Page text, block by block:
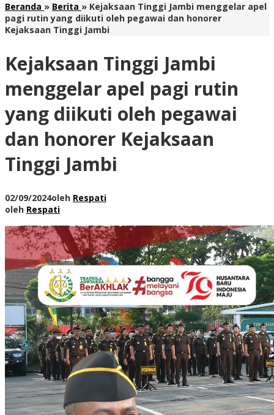
Beranda » Berita » Kejaksaan Tinggi Jambi menggelar apel
pagi rutin yang diikuti oleh pegawai dan honorer
Kejaksaan Tinggi Jambi
Kejaksaan Tinggi Jambi
menggelar apel pagi rutin
yang diikuti oleh pegawai
dan honorer Kejaksaan
Tinggi Jambi
02/09/2024oleh Respati
oleh Respati